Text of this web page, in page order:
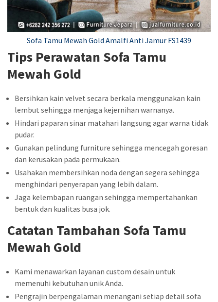
Sofa Tamu Mewah Gold Amalfi Anti Jamur FS1439
Tips Perawatan Sofa Tamu
Mewah Gold
Bersihkan kain velvet secara berkala menggunakan kain
lembut sehingga menjaga kejernihan warnanya.
Hindari paparan sinar matahari langsung agar warna tidak
pudar.
Gunakan pelindung furniture sehingga mencegah goresan
dan kerusakan pada permukaan.
Usahakan membersihkan noda dengan segera sehingga
menghindari penyerapan yang lebih dalam.
Jaga kelembapan ruangan sehingga mempertahankan
bentuk dan kualitas busa jok.
Catatan Tambahan Sofa Tamu
Mewah Gold
Kami menawarkan layanan custom desain untuk
memenuhi kebutuhan unik Anda.
Pengrajin berpengalaman menangani setiap detail sofa